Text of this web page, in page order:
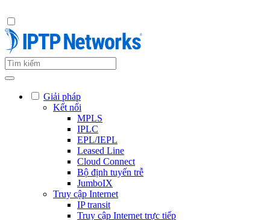
Giải pháp
Kết nối
MPLS
IPLC
EPL/IEPL
Leased Line
Cloud Connect
Bộ định tuyến trễ
JumboIX
Truy cập Internet
IP transit
Truy cập Internet trực tiếp